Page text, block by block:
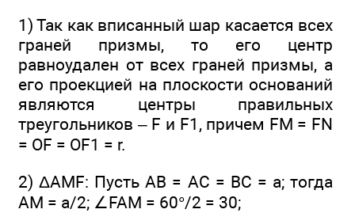
1) Так как вписанный шар касается всех
граней призмы, то его центр
равноудален от всех граней призмы, а
его проекцией на плоскости оснований
являются центры правильных
треугольников – F и F1, причем FM = FN
= OF = OF1 = r.
2) ΔAMF: Пусть АВ = АС = ВС = а; тогда
АМ = а/2; ∠FAM = 60°/2 = 30;